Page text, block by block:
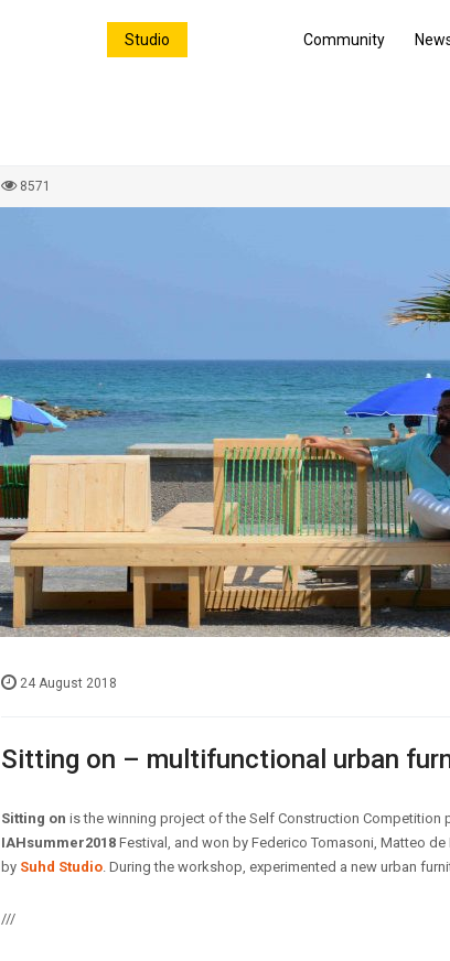
Studio Community
8571
24 August 2018
Sitting on – multifunctional urban
Sitting on is the winning project of the Self Construction Competition
IAHsummer2018Festival, and won by Federico Tomasoni, Matteo de
by Suhd Studio. During the workshop, experimented a new urban
///